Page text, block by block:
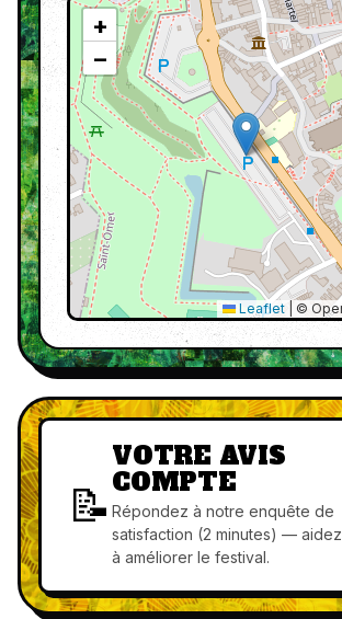
+
−
Leaflet ©
📝
VOTRE AVIS
COMPTE
Répondez à notre enquête de
satisfaction (2 minutes) —
à améliorer le festival.